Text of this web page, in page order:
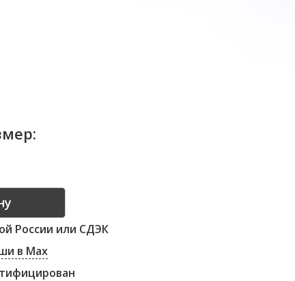
России или СДЭК
в Max